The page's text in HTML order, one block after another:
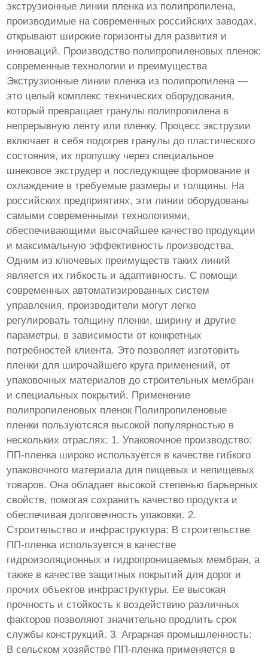
экструзионные линии пленка из полипропилена,
производимые на современных российских заводах,
открывают широкие горизонты для развития и
инноваций. Производство полипропиленовых пленок:
современные технологии и преимущества
Экструзионные линии пленка из полипропилена —
это целый комплекс технических оборудования,
который превращает гранулы полипропилена в
непрерывную ленту или пленку. Процесс экструзии
включает в себя подогрев гранулы до пластического
состояния, их пропушку через специальное
шнековое экструдер и последующее формование и
охлаждение в требуемые размеры и толщины. На
российских предприятиях, эти линии оборудованы
самыми современными технологиями,
обеспечивающими высочайшее качество продукции
и максимальную эффективность производства.
Одним из ключевых преимуществ таких линий
является их гибкость и адаптивность. С помощи
современных автоматизированных систем
управления, производители могут легко
регулировать толщину пленки, ширину и другие
параметры, в зависимости от конкретных
потребностей клиента. Это позволяет изготовить
пленки для широчайшего круга применений, от
упаковочных материалов до строительных мембран
и специальных покрытий. Применение
полипропиленовых пленок Полипропиленовые
пленки пользуютсяся высокой популярностью в
нескольких отраслях: 1. Упаковочное производство:
ПП-пленка широко используется в качестве гибкого
упаковочного материала для пищевых и непищевых
товаров. Она обладает высокой степенью барьерных
свойств, помогая сохранить качество продукта и
обеспечивая долговечность упаковки. 2.
Строительство и инфраструктура: В строительстве
ПП-пленка используется в качестве
гидроизоляционных и гидропроницаемых мембран, а
также в качестве защитных покрытий для дорог и
прочих объектов инфраструктуры. Ее высокая
прочность и стойкость к воздействию различных
факторов позволяют значительно продлить срок
службы конструкций. 3. Аграрная промышленность:
В сельском хозяйстве ПП-пленка применяется в